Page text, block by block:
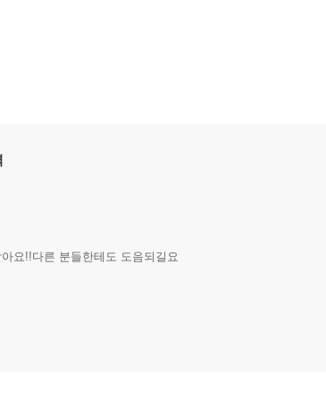
요!!다른 분들한테도 도음되길요